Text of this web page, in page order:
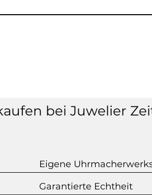
bei Juwelier
Eigene
Garantierte Echtheit